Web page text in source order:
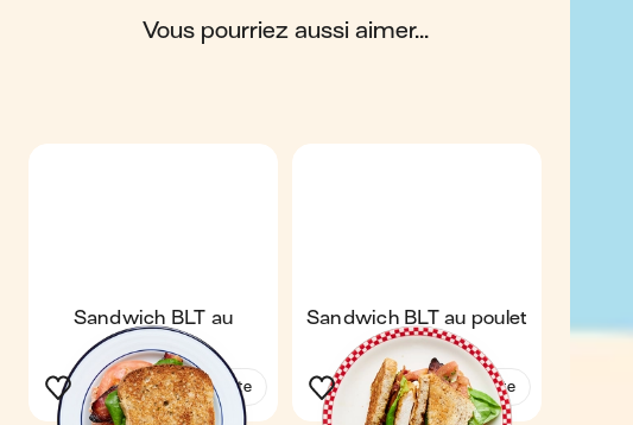
vous pourriez aussi aimer...
Sandwich BLT au
saumon
Voir la recette
Sandwich BLT au poulet
frit
Voir la recette